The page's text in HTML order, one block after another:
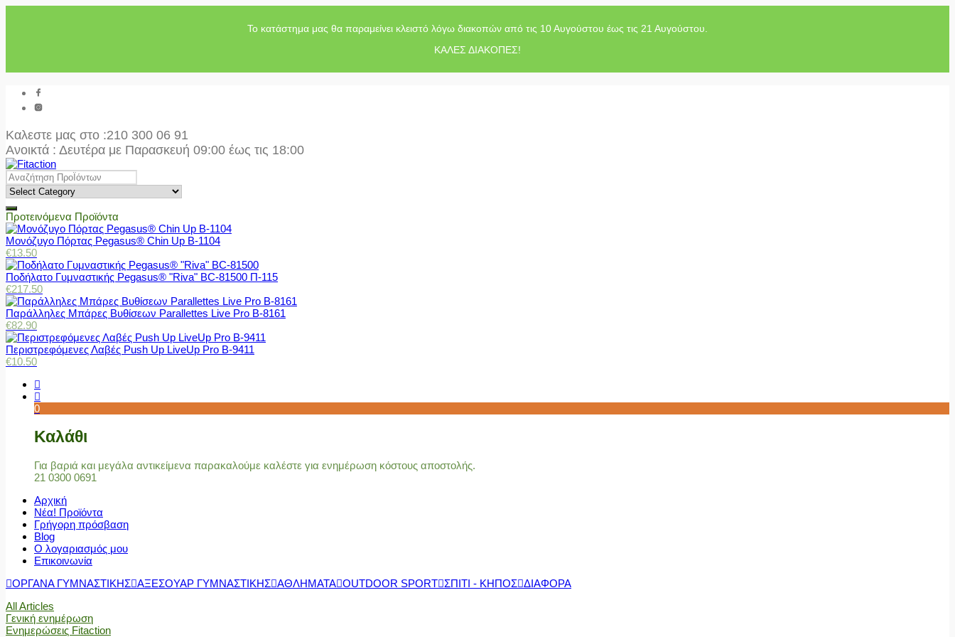
Το κατάστημα μας θα παραμείνει κλειστό λόγω διακοπών από τις 10 Αυγούστου έως τις 21 Αυγούστου.
ΚΑΛΕΣ ΔΙΑΚΟΠΕΣ!
Καλεστε μας στο :210 300 06 91
Ανοικτά : Δευτέρα με Παρασκευή 09:00 έως τις 18:00
Προτεινόμενα Προϊόντα
Μονόζυγο Πόρτας Pegasus® Chin Up Β-1104
€13.50
Ποδήλατο Γυμναστικής Pegasus® "Riva" BC-81500 Π-115
€217.50
Παράλληλες Μπάρες Βυθίσεων Parallettes Live Pro Β-8161
€82.90
Περιστρεφόμενες Λαβές Push Up LiveUp Pro Β-9411
€10.50
0
Καλάθι
Για βαριά και μεγάλα αντικείμενα παρακαλούμε καλέστε για ενημέρωση κόστους αποστολής.
21 0300 0691
Αρχική
Νέα! Προϊόντα
Γρήγορη πρόσβαση
Blog
Ο λογαριασμός μου
Επικοινωνία
ΟΡΓΑΝΑ ΓΥΜΝΑΣΤΙΚΗΣ ΑΞΕΣΟΥΑΡ ΓΥΜΝΑΣΤΙΚΗΣ ΑΘΛΗΜΑΤΑ OUTDOOR SPORT ΣΠΙΤΙ - ΚΗΠΟΣ ΔΙΑΦΟΡΑ
All Articles
Γενική ενημέρωση
Ενημερώσεις Fitaction